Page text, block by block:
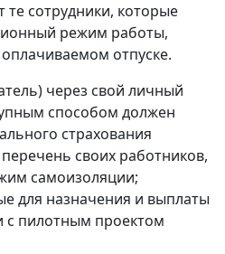
сотрудники, которые
режим работы,
отпуске.
через свой личный
способом должен
страхования
своих работников,
самоизоляции;
для назначения и выплаты
с пилотным проектом